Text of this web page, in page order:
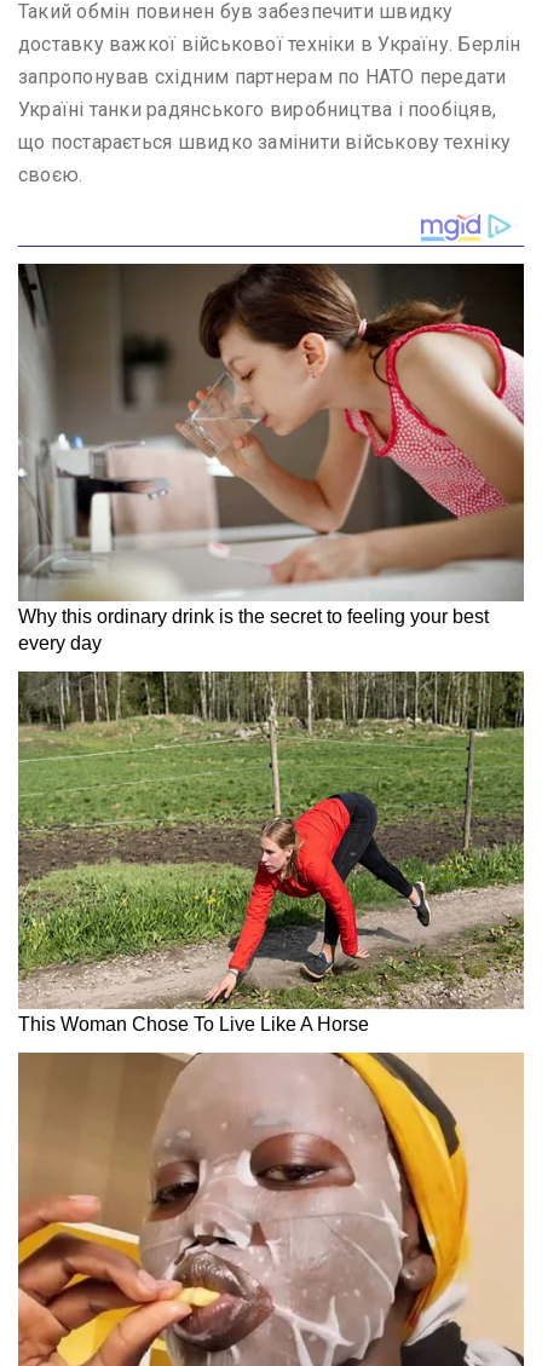
Такий обмін повинен був забезпечити швидку
доставку важкої військової техніки в Україну. Берлін
запропонував східним партнерам по НАТО передати
Україні танки радянського виробництва і пообіцяв,
що постарається швидко замінити військову техніку
своєю.